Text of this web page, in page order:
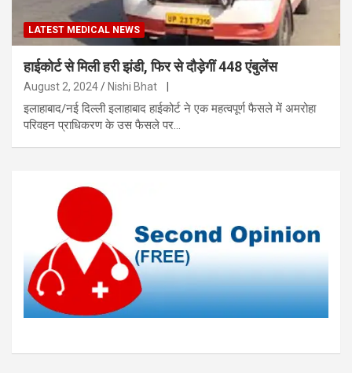
LATEST MEDICAL NEWS
हाईकोर्ट से मिली हरी झंडी, फिर से दौड़ेगीं 448 एंबुलेंस
August 2, 2024 Nishi Bhat
इलाहाबाद/नई दिल्ली इलाहाबाद हाईकोर्ट ने एक महत्वपूर्ण फैसले में अमरोहा
परिवहन प्राधिकरण के उस फैसले पर…